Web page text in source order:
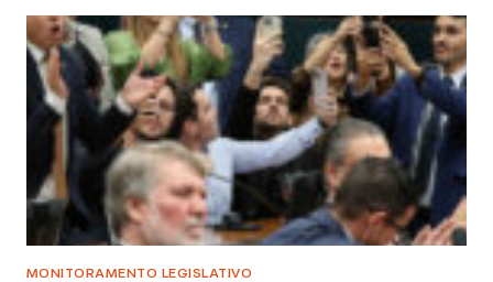
MONITORAMENTO LEGISLATIVO